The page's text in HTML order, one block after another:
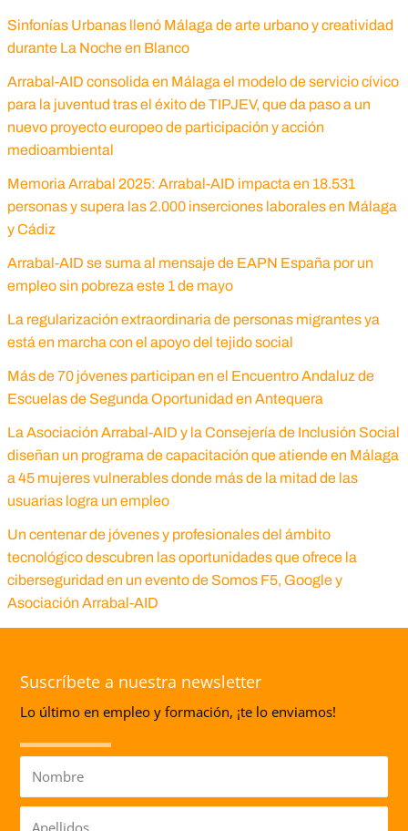
Sinfonías Urbanas llenó Málaga de arte urbano y creatividad
durante La Noche en Blanco
Arrabal-AID consolida en Málaga el modelo de servicio cívico
para la juventud tras el éxito de TIPJEV, que da paso a un
nuevo proyecto europeo de participación y acción
medioambiental
Memoria Arrabal 2025: Arrabal-AID impacta en 18.531
personas y supera las 2.000 inserciones laborales en Málaga
y Cádiz
Arrabal-AID se suma al mensaje de EAPN España por un
empleo sin pobreza este 1 de mayo
La regularización extraordinaria de personas migrantes ya
está en marcha con el apoyo del tejido social
Más de 70 jóvenes participan en el Encuentro Andaluz de
Escuelas de Segunda Oportunidad en Antequera
La Asociación Arrabal-AID y la Consejería de Inclusión Social
diseñan un programa de capacitación que atiende en Málaga
a 45 mujeres vulnerables donde más de la mitad de las
usuarias logra un empleo
Un centenar de jóvenes y profesionales del ámbito
tecnológico descubren las oportunidades que ofrece la
ciberseguridad en un evento de Somos F5, Google y
Asociación Arrabal-AID
Suscríbete a nuestra newsletter
Lo último en empleo y formación, ¡te lo enviamos!
Nombre
Apellidos